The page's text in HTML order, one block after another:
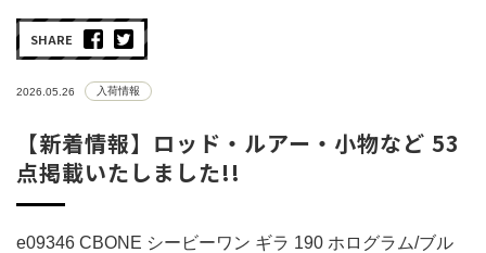
SHARE
2026.05.26 入荷情報
【新着情報】ロッド・ルアー・小物など 53
点掲載いたしました!!
e09346 CBONE シービーワン ギラ 190 ホログラム/ブル